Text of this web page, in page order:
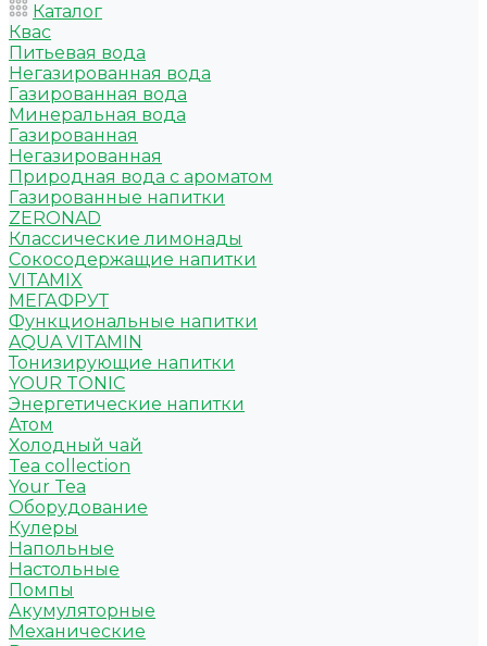
Каталог
Квас
Питьевая вода
Негазированная вода
Газированная вода
Минеральная вода
Газированная
Негазированная
Природная вода с ароматом
Газированные напитки
ZERONAD
Классические лимонады
Сокосодержащие напитки
VITAMIX
МЕГАФРУТ
Функциональные напитки
AQUA VITAMIN
Тонизирующие напитки
YOUR TONIC
Энергетические напитки
Атом
Холодный чай
Tea collection
Your Tea
Оборудование
Кулеры
Напольные
Настольные
Помпы
Акумуляторные
Механические